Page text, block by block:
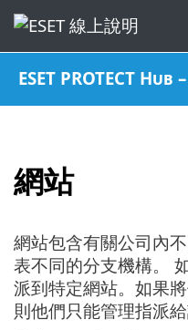
ESET PROTECT Hub
網站
網站包含有關公司內
表不同的分支機構。
派到特定網站。如果
則他們只能管理指派給